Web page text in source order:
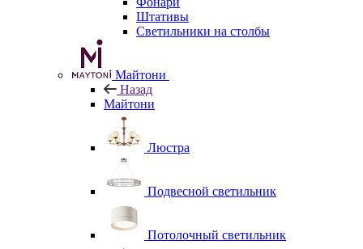
Штативы
Светильники на столбы
Майтони
Назад
Майтони
Люстра
Подвесной светильник
Потолочный светильник